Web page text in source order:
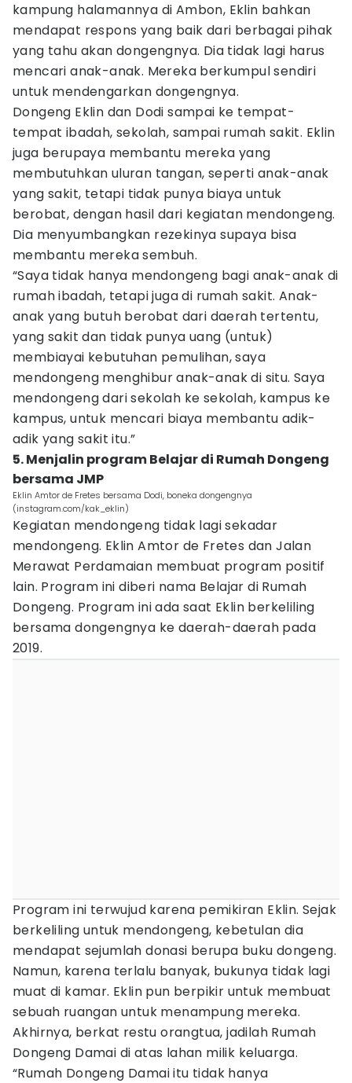
kampung halamannya di Ambon, Eklin bahkan
mendapat respons yang baik dari berbagai pihak
yang tahu akan dongengnya. Dia tidak lagi harus
mencari anak-anak. Mereka berkumpul sendiri
untuk mendengarkan dongengnya.
Dongeng Eklin dan Dodi sampai ke tempat-
tempat ibadah, sekolah, sampai rumah sakit. Eklin
juga berupaya membantu mereka yang
membutuhkan uluran tangan, seperti anak-anak
yang sakit, tetapi tidak punya biaya untuk
berobat, dengan hasil dari kegiatan mendongeng.
Dia menyumbangkan rezekinya supaya bisa
membantu mereka sembuh.
“Saya tidak hanya mendongeng bagi anak-anak di
rumah ibadah, tetapi juga di rumah sakit. Anak-
anak yang butuh berobat dari daerah tertentu,
yang sakit dan tidak punya uang (untuk)
membiayai kebutuhan pemulihan, saya
mendongeng menghibur anak-anak di situ. Saya
mendongeng dari sekolah ke sekolah, kampus ke
kampus, untuk mencari biaya membantu adik-
adik yang sakit itu.”
5. Menjalin program Belajar di Rumah Dongeng
bersama JMP
Eklin Amtor de Fretes bersama Dodi, boneka dongengnya
(instagram.com/kak_eklin)
Kegiatan mendongeng tidak lagi sekadar
mendongeng. Eklin Amtor de Fretes dan Jalan
Merawat Perdamaian membuat program positif
lain. Program ini diberi nama Belajar di Rumah
Dongeng. Program ini ada saat Eklin berkeliling
bersama dongengnya ke daerah-daerah pada
2019.
Program ini terwujud karena pemikiran Eklin. Sejak
berkeliling untuk mendongeng, kebetulan dia
mendapat sejumlah donasi berupa buku dongeng.
Namun, karena terlalu banyak, bukunya tidak lagi
muat di kamar. Eklin pun berpikir untuk membuat
sebuah ruangan untuk menampung mereka.
Akhirnya, berkat restu orangtua, jadilah Rumah
Dongeng Damai di atas lahan milik keluarga.
“Rumah Dongeng Damai itu tidak hanya